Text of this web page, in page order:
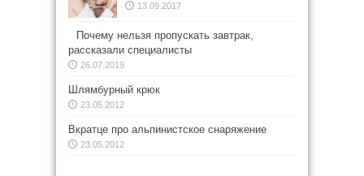
13.09.2017
Почему нельзя пропускать завтрак,
рассказали специалисты
26.07.2019
Шлямбурный крюк
23.05.2012
Вкратце про альпинистское снаряжение
23.05.2012